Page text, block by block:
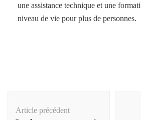
une assistance technique et une
niveau de vie pour plus de personnes.
d'article
Article précédent